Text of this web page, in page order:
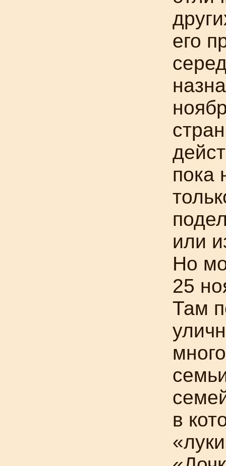
его
пока
или
Но
25
Там
в